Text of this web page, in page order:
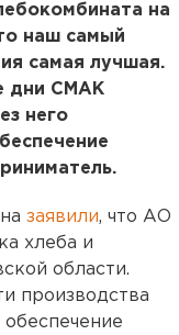
на
наш самый
самая лучшая.
дни СМАК
него
заявили, что АО
хлеба и
области.
производства